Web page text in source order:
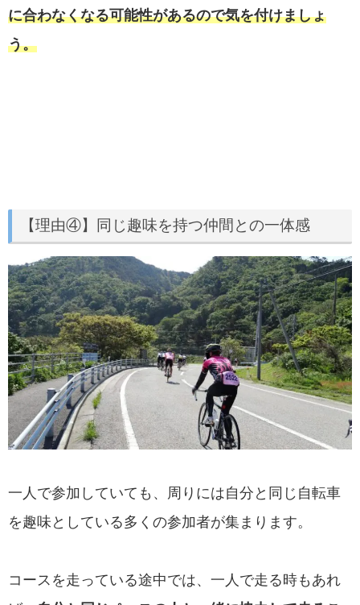
に合わなくなる可能性があるので気を付けましょ
う。
【理由④】同じ趣味を持つ仲間との一体感
一人で参加していても、周りには自分と同じ自転車
を趣味としている多くの参加者が集まります。
コースを走っている途中では、一人で走る時もあれ